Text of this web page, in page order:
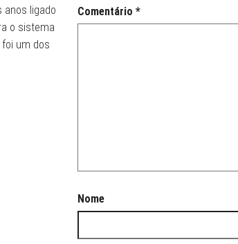
anos ligado
o sistema
um dos
Comentário *
Nome